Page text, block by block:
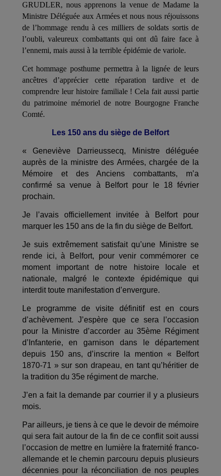
GRUDLER, nous apprenons la venue de Madame la
Ministre Déléguée aux Armées et nous nous réjouissons
de l’hommage rendu à ces milliers de soldats sortis de
l’oubli, valeureux combattants qui ont dû faire face à
l’ennemi, mais aussi à la terrible épidémie de variole.
Cet hommage posthume permettra à la lignée de leurs
ancêtres d’apprécier cette réparation tardive et de
comprendre leur histoire familiale ! Cela fait aussi partie
du patrimoine mémoriel de notre Bourgogne Franche
Comté.
Les 150 ans du siège de Belfort
« Geneviève Darrieussecq, Ministre déléguée
auprès de la ministre des Armées, chargée de la
Mémoire et des Anciens combattants, m’a
confirmé sa venue à Belfort pour le 18 février
prochain.
Je l’avais officiellement invitée à Belfort pour
marquer les 150 ans de la fin du siège de Belfort.
Je suis extrêmement satisfait qu’une Ministre se
rende ici, à Belfort, pour venir commémorer ce
moment important de notre histoire locale et
nationale, malgré le contexte épidémique qui
interdit toute manifestation d’envergure.
Le programme de visite définitif est en cours
d’achèvement. J’espère que ce sera l’occasion
pour la Ministre d’accorder au 35ème Régiment
d’Infanterie, en garnison dans le département
depuis 150 ans, d’inscrire la mention « Belfort
1870-71 » sur son drapeau, en tant qu’héritier de
la tradition du 35e régiment de marche.
J’en a fait la demande par courrier il y a plusieurs
mois.
Par ailleurs, je tiens à ce que le devoir de mémoire
qui sera fait autour de la fin de ce conflit soit aussi
l’occasion de mettre en lumière la fraternité franco-
allemande et le chemin parcouru depuis plusieurs
décennies pour la réconciliation de nos peuples